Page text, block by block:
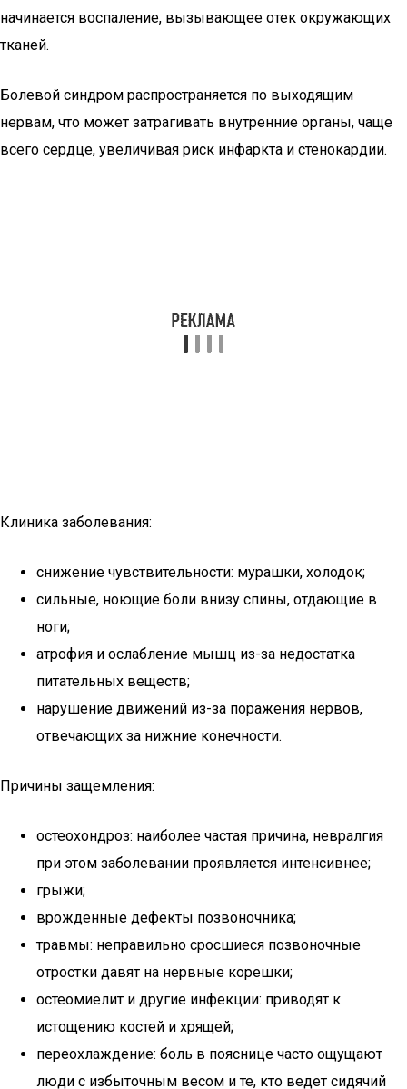
начинается воспаление, вызывающее отек окружающих
тканей.
Болевой синдром распространяется по выходящим
нервам, что может затрагивать внутренние органы, чаще
всего сердце, увеличивая риск инфаркта и стенокардии.
Клиника заболевания:
снижение чувствительности: мурашки, холодок;
сильные, ноющие боли внизу спины, отдающие в
ноги;
атрофия и ослабление мышц из-за недостатка
питательных веществ;
нарушение движений из-за поражения нервов,
отвечающих за нижние конечности.
Причины защемления:
остеохондроз: наиболее частая причина, невралгия
при этом заболевании проявляется интенсивнее;
грыжи;
врожденные дефекты позвоночника;
травмы: неправильно сросшиеся позвоночные
отростки давят на нервные корешки;
остеомиелит и другие инфекции: приводят к
истощению костей и хрящей;
переохлаждение: боль в пояснице часто ощущают
люди с избыточным весом и те, кто ведет сидячий